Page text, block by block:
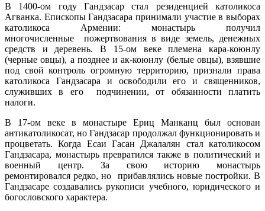
В 1400-ом году Гандзасар стал резиденцией католикоса
Агванка. Епископы Гандзасара принимали участие в выборах
католикоса Армении: монастырь получил
многочисленные пожертвования в виде земель, денежных
средств и деревень. В 15-ом веке племена кара-коюнлу
(черные овцы), а позднее и ак-коюнлу (белые овцы), взявшие
под свой контроль огромную территорию, признали права
католикоса Гандзасара и освободили его и священников,
служивших в его подчинении, от обязанности платить
налоги.
В 17-ом веке в монастыре Ериц Манканц был основан
антикатоликосат, но Гандзасар продолжал функционировать и
процветать. Когда Есаи Гасан Джалалян стал католикосом
Гандзасара, монастырь превратился также в политический и
военный центр. За свою историю монастырь
ремонтировался редко, но прибавлялись новые постройки. В
Гандзасаре создавались рукописи учебного, юридического и
богословского характера.